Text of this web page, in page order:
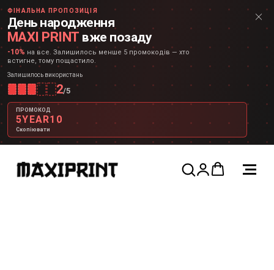
ФІНАЛЬНА ПРОПОЗИЦІЯ
День народження
MAXI PRINT вже позаду
-10% на все. Залишилось менше 5 промокодів — хто
встигне, тому пощастило.
Залишилось використань
2/5
ПРОМОКОД
5YEAR10
Скопіювати